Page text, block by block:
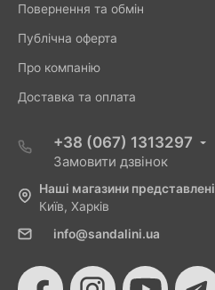
Повернення та обмін
Публічна оферта
Про компанію
Доставка та оплата
+38 (067) 1313297
Замовити дзвінок
Наші магазини представлені
Київ, Харків
info@sandalini.ua